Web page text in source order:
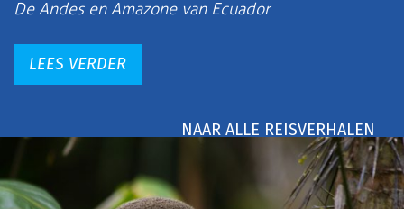
De Andes en Amazone van Ecuador
LEES VERDER
NAAR ALLE REISVERHALEN